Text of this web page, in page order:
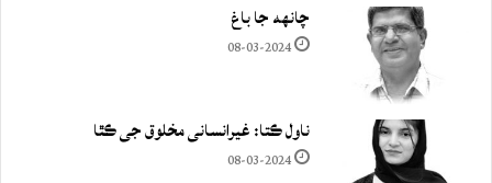
چانهه جا باغ
08-03-2024
ناول ڪتا: غيرانساني مخلوق جي ڪٿا
08-03-2024